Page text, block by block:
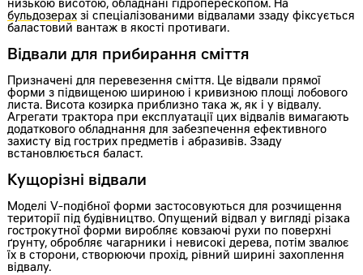
низькою висотою, обладнані гідроперескопом. На
бульдозерах зі спеціалізованими відвалами ззаду фіксується
баластовий вантаж в якості противаги.
Відвали для прибирання сміття
Призначені для перевезення сміття. Це відвали прямої
форми з підвищеною шириною і кривизною площі лобового
листа. Висота козирка приблизно така ж, як і у відвалу.
Агрегати трактора при експлуатації цих відвалів вимагають
додаткового обладнання для забезпечення ефективного
захисту від гострих предметів і абразивів. Ззаду
встановлюється баласт.
Кущорізні відвали
Моделі V-подібної форми застосовуються для розчищення
території під будівництво. Опущений відвал у вигляді різака
гострокутної форми виробляє ковзаючі рухи по поверхні
ґрунту, обробляє чагарники і невисокі дерева, потім звалює
їх в сторони, створюючи прохід, рівний ширині захоплення
відвалу.